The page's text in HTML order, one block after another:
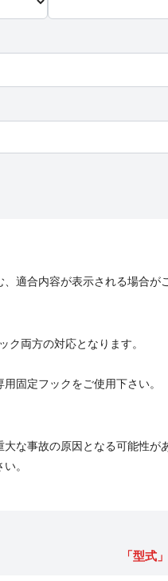
適合内容が表示される場合が
両方の対応となります。
固定フックをご使用下さい。
な事故の原因となる可能性が
。
「型式